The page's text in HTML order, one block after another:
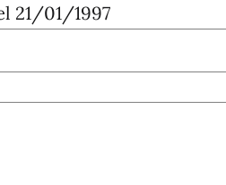
21/01/1997